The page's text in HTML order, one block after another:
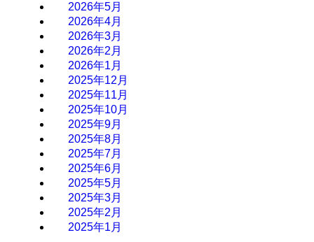
2026年5月
2026年4月
2026年3月
2026年2月
2026年1月
2025年12月
2025年11月
2025年10月
2025年9月
2025年8月
2025年7月
2025年6月
2025年5月
2025年3月
2025年2月
2025年1月